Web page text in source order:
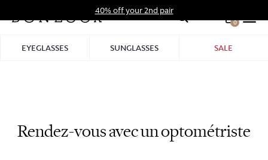
to
40% off your 2nd pair
0
EYEGLASSES SUNGLASSES SALE
Rendez-vous avec un optométriste